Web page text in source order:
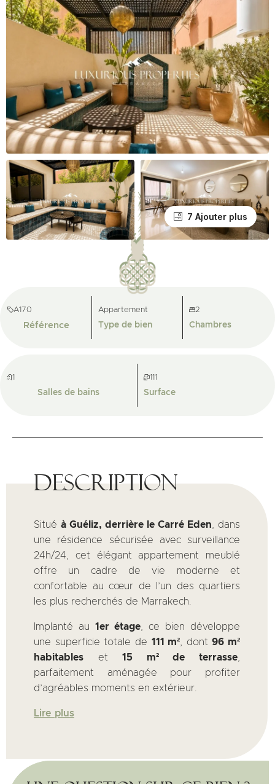
7 Ajouter plus
A170
Référence
Appartement
Type de bien
2
Chambres
1
Salles de bains
111
Surface
Description
Situé à Guéliz, derrière le Carré Eden , dans
une résidence sécurisée avec surveillance
24h/24, cet élégant appartement meublé
offre un cadre de vie moderne et
confortable au cœur de l’un des quartiers
les plus recherchés de Marrakech.
Implanté au 1er étage , ce bien développe
une superficie totale de 111 m² , dont96 m²
habitables et15 m² de terrasse
parfaitement aménagée pour profiter
d’agréables moments en extérieur.
Lire plus